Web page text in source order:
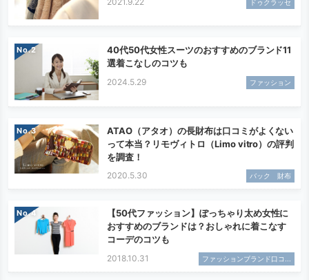
ドゥクラッセ
No.
40代50代女性スーツのおすすめのブランド11
選着こなしのコツも
2024.5.29 ファッション
No.
ATAO（アタオ）の長財布は口コミがよくない
って本当？リモヴィトロ（Limo vitro）の評判
を調査！
2020.5.30 バック 財布
No.
【50代ファッション】ぽっちゃり太め女性に
おすすめのブランドは？おしゃれに着こなす
コーデのコツも
2018.10.31 ファッションブランド口コ...